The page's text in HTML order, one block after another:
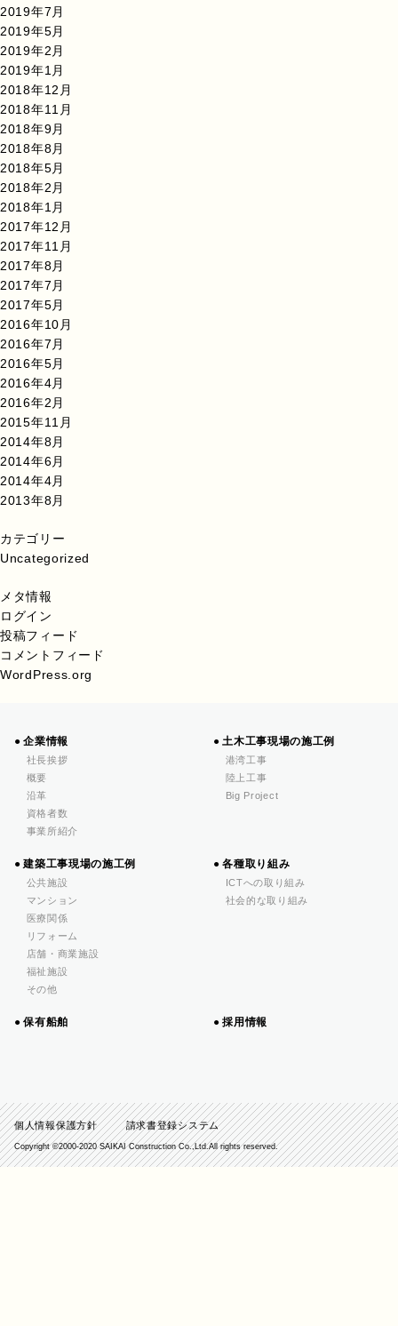
2019年7月
2019年5月
2019年2月
2019年1月
2018年12月
2018年11月
2018年9月
2018年8月
2018年5月
2018年2月
2018年1月
2017年12月
2017年11月
2017年8月
2017年7月
2017年5月
2016年10月
2016年7月
2016年5月
2016年4月
2016年2月
2015年11月
2014年8月
2014年6月
2014年4月
2013年8月
カテゴリー
Uncategorized
メタ情報
ログイン
投稿フィード
コメントフィード
WordPress.org
企業情報
社長挨拶
概要
沿革
資格者数
事業所紹介
土木工事現場の施工例
港湾工事
陸上工事
Big Project
建築工事現場の施工例
公共施設
マンション
医療関係
リフォーム
店舗・商業施設
福祉施設
その他
各種取り組み
ICTへの取り組み
社会的な取り組み
保有船舶 採用情報
個人情報保護方針 請求書登録システム
Copyright ©️2000-2020 SAIKAI Construction Co.,Ltd.All rights reserved.